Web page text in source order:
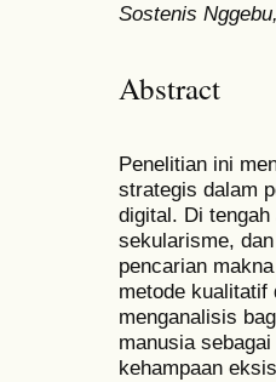
Sostenis
Abstract
Penelitian ini
strategis dalam
digital. Di
sekularisme,
pencarian
metode
menganalisis
manusia sebagai
kehampaan